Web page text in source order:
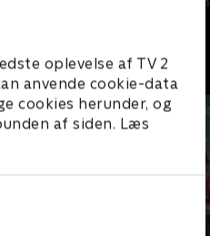
oplevelse af TV 2
anvende cookie-data
cookies herunder, og
af siden. Læs